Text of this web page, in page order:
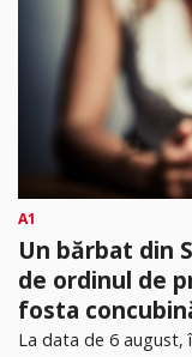
A1
Un bărbat din
de ordinul de
fosta
​La data de 6 august,